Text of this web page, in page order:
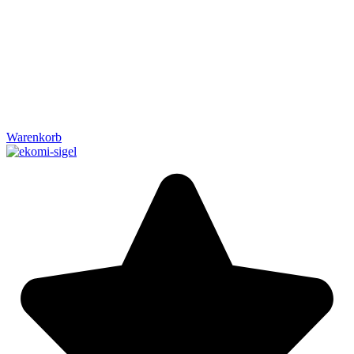
Warenkorb